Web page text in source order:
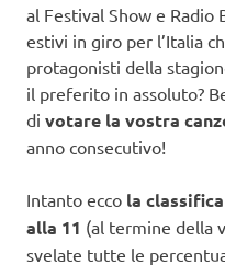
al Festival Show e Radio
estivi in giro per l’Italia
protagonisti della
il preferito in assoluto?
di votare la vostra
anno consecutivo!
Intanto ecco la
alla 11 (al termine della
svelate tutte le